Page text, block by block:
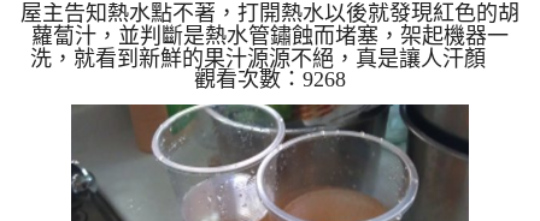
屋主告知熱水點不著，打開熱水以後就發現紅色的胡
蘿蔔汁，並判斷是熱水管鏽蝕而堵塞，架起機器一
洗，就看到新鮮的果汁源源不絕，真是讓人汗顏
清洗水管 水管清洗 洗水管 熱水管堵塞 熱水忽冷忽熱
...
觀看次數：9268